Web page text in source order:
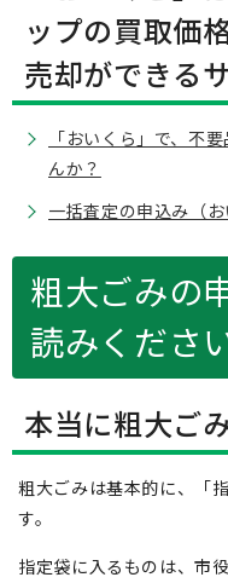
ップの買取価
売却ができる
「おいくら」で、不
んか？
一括査定の申込み（お
粗大ごみの
読みくださ
本当に粗大ご
粗大ごみは基本的に、「
す。
指定袋に入るものは、市